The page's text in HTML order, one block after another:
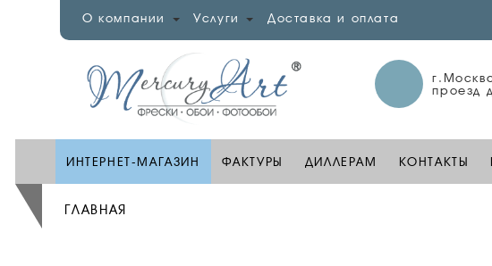
проезд
О компании Услуги Доставка и оплата
ИНТЕРНЕТ-МАГАЗИН ФАКТУРЫ ДИЛЛЕРАМ КОНТАКТЫ
ГЛАВНАЯ